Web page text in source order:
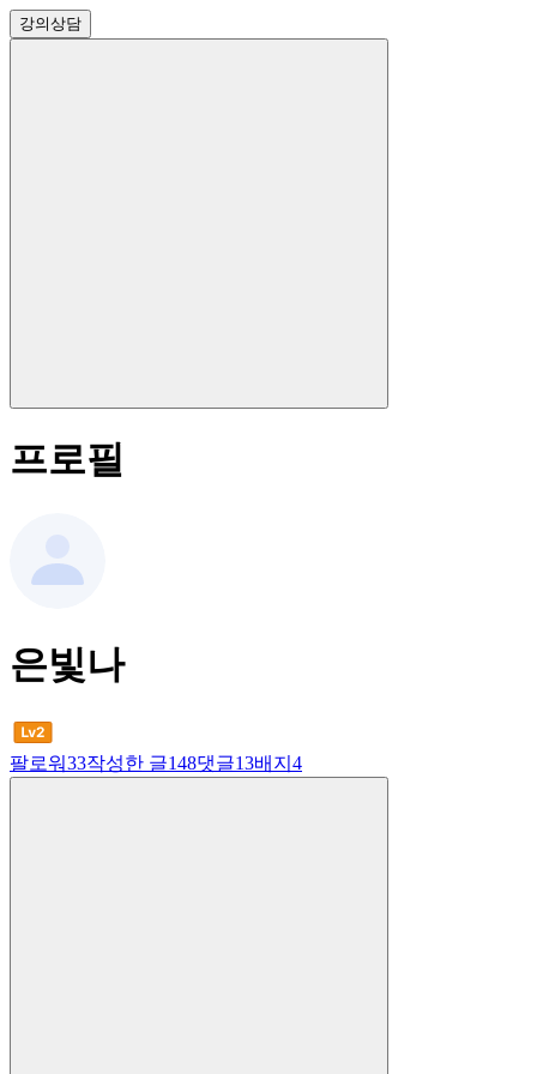
강의상담
프로필
은빛나
팔로워33작성한 글148댓글13배지 4